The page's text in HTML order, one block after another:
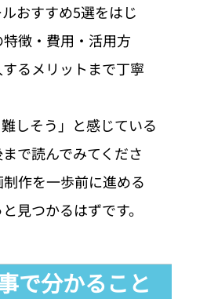
おすすめ5選をはじ
徴・費用・活用方
るメリットまで丁寧
難しそう」と感じている
で読んでみてくださ
作を一歩前に進める
見つかるはずです。
で分かること